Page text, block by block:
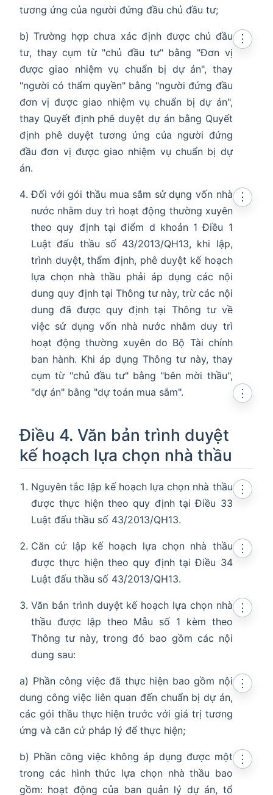
tương ứng của người đứng đầu chủ đầu tư;
b) Trường hợp chưa xác định được chủ đầu
tư, thay cụm từ "chủ đầu tư" bằng "Đơn vị
được giao nhiệm vụ chuẩn bị dự án", thay
"người có thẩm quyền" bằng "người đứng đầu
đơn vị được giao nhiệm vụ chuẩn bị dự án",
thay Quyết định phê duyệt dự án bằng Quyết
định phê duyệt tương ứng của người đứng
đầu đơn vị được giao nhiệm vụ chuẩn bị dự
án.
⋮
Đối với gói thầu mua sắm sử dụng vốn nhà
nước nhằm duy trì hoạt động thường xuyên
theo quy định tại điểm d khoản 1 Điều 1
Luật đấu thầu số 43/2013/QH13, khi lập,
trình duyệt, thẩm định, phê duyệt kế hoạch
lựa chọn nhà thầu phải áp dụng các nội
dung quy định tại Thông tư này, trừ các nội
dung đã được quy định tại Thông tư về
việc sử dụng vốn nhà nước nhằm duy trì
hoạt động thường xuyên do Bộ Tài chính
ban hành. Khi áp dụng Thông tư này, thay
cụm từ "chủ đầu tư" bằng "bên mời thầu",
"dự án" bằng "dự toán mua sắm".
⋮
Điều 4. Văn bản trình duyệt
kế hoạch lựa chọn nhà thầu
⋮
Nguyên tắc lập kế hoạch lựa chọn nhà thầu
được thực hiện theo quy định tại Điều 33
Luật đấu thầu số 43/2013/QH13.
⋮
Căn cứ lập kế hoạch lựa chọn nhà thầu
được thực hiện theo quy định tại Điều 34
Luật đấu thầu số 43/2013/QH13.
⋮
Văn bản trình duyệt kế hoạch lựa chọn nhà
thầu được lập theo Mẫu số 1 kèm theo
Thông tư này, trong đó bao gồm các nội
dung sau:
⋮
a) Phần công việc đã thực hiện bao gồm nội
dung công việc liên quan đến chuẩn bị dự án,
các gói thầu thực hiện trước với giá trị tương
ứng và căn cứ pháp lý để thực hiện;
⋮
b) Phần công việc không áp dụng được một
trong các hình thức lựa chọn nhà thầu bao
gồm: hoạt động của ban quản lý dự án, tổ
⋮